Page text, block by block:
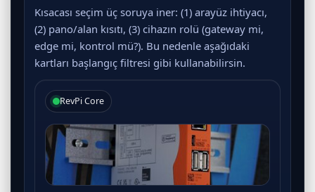
Kısacası seçim üç soruya iner: (1) arayüz ihtiyacı,
(2) pano/alan kısıtı, (3) cihazın rolü (gateway mi,
edge mi, kontrol mü?). Bu nedenle aşağıdaki
kartları başlangıç filtresi gibi kullanabilirsin.
RevPi Core